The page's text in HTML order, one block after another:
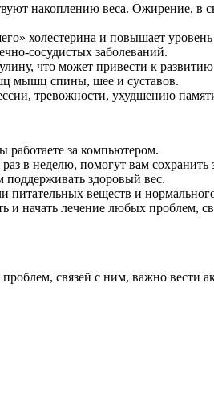
накоплению веса. Ожирение, в
холестерина и повышает
сосудистых заболеваний.
что может привести к
мышц спины, шее и суставов.
тревожности, ухудшению
работаете за компьютером.
в неделю, помогут вам
поддерживать здоровый вес.
веществ и
и начать лечение любых проблем,
связей с ним, важно вести